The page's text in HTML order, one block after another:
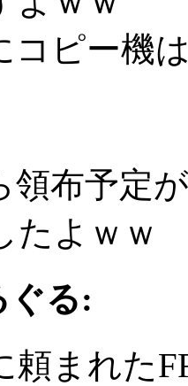
コピー機
領布予定
たよｗｗ
ぐる:
頼まれた